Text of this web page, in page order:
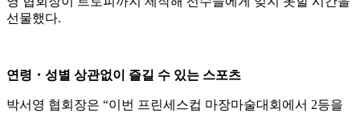
선물했다.
연령・성별 상관없이 즐길 수 있는 스포츠
박서영 협회장은 “이번 프린세스컵 마장마술대회에서 2등을